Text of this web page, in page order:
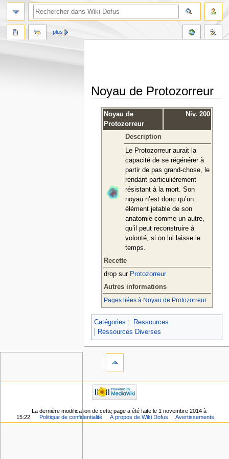
Noyau de Protozorreur
Noyau de
Protozorreur
Niv. 200
Description
Le Protozorreur aurait la
capacité de se régénérer à
partir de pas grand-chose, le
rendant particulièrement
résistant à la mort. Son
noyau n’est donc qu’un
élément jetable de son
anatomie comme un autre,
qu’il peut reconstruire à
volonté, si on lui laisse le
temps.
Recette
drop sur Protozorreur
Autres informations
Pages liées à Noyau de Protozorreur
Catégories :
Ressources
Ressources Diverses
plus
La dernière modification de cette page a été faite le 1 novembre 2014 à
15:22.
Politique de confidentialité À propos de Wiki Dofus Avertissements